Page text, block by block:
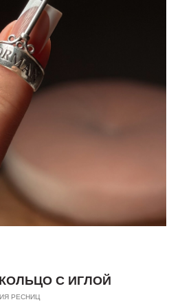
С ИГЛОЙ
РЕСНИЦ